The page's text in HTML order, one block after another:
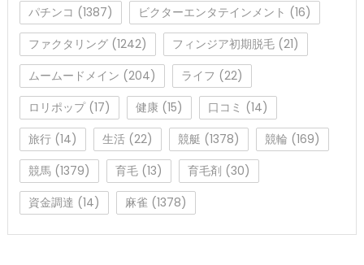
パチンコ (1387) ビクターエンタテインメント (16)
ファクタリング(1242) フィンジア初期脱毛(21)
ムームードメイン (204) ライフ (22)
ロリポップ(17) 健康(15) 口コミ (14)
旅行(14) 生活(22) 競艇 (1378) 競輪 (169)
競馬(1379) 育毛(13) 育毛剤 (30)
資金調達 (14) 麻雀 (1378)